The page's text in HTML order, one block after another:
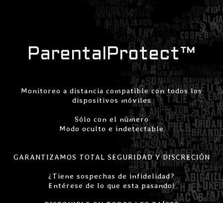
ParentalProtect™
Monitoreo a distancia compatible con todos los
dispositivos móviles
Sólo con el número
Modo oculto e indetectable
GARANTIZAMOS TOTAL SEGURIDAD Y DISCRECIÓN
¿Tiene sospechas de infidelidad?
Entérese de lo que esta pasando!